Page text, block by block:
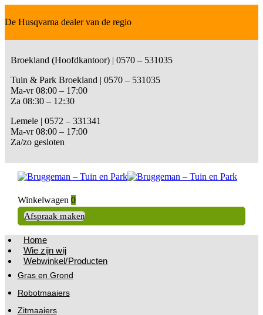
De Husqvarna dealer van de regio
Broekland (Hoofdkantoor) | 0570 – 531035
Tuin & Park Broekland | 0570 – 531035
Ma-vr 08:00 – 17:00
Za 08:30 – 12:30
Lemele | 0572 – 331341
Ma-vr 08:00 – 17:00
Za/zo gesloten
Winkelwagen 0
Afspraak maken
Home
Wie zijn wij
Webwinkel/Producten
Gras en Grond
Robotmaaiers
Zitmaaiers